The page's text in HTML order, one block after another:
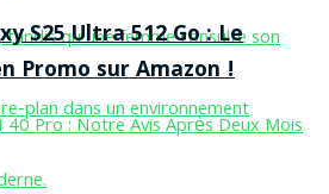
S25 Ultra 512 Go : Le
Promo sur Amazon !